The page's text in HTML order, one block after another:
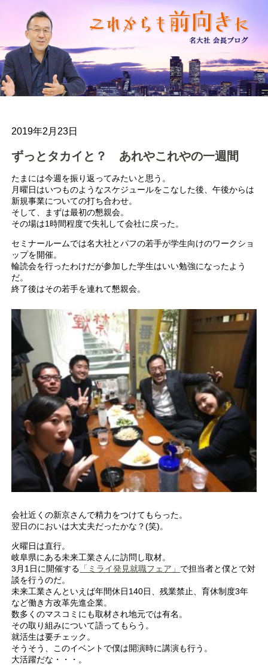
2019年2月23日
ずっとタカイと？ あれやこれやの一週間
たまには今週を振り返ってみたいと思う。
月曜日はいつものようなスケジュールをこなした後、午後からは
新規事業についての打ち合わせ。
そして、まずは最初の懇親会。
その場は1時間程度で失礼して会社に戻った。
セミナールームでは名大社とパフの若手が学生向けのワークショ
ップを開催。
輪読会を行ったわけだが参加した学生はいい勉強になったよう
だ。
終了後はその若手を連れて懇親会。
会社近くの新京さんで精力をつけてもらった。
翌日のにおいは大丈夫だったかな？(笑)。
火曜日は直行。
岐阜県にある未来工業さんに訪問し取材。
3月1日に開催する 「ミライ発見就職フェア」 で担当者と僕とで対
談を行うのだ。
未来工業さんといえば年間休日140日、残業禁止、育休制度3年
など働き方改革先進企業。
数多くのマスコミにも取材され地元では有名。
その取り組みについて語ってもらう。
就活生は要チェック。
そうそう、このイベントで僕は開演時に講演も行う。
大活躍だな・・・。